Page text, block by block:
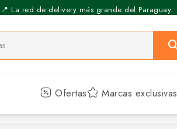
📍 La red de delivery más grande del Paraguay.
⚡️ Pickup Express - Retirás en 30 min.
Ofertas Marcas exclusivas